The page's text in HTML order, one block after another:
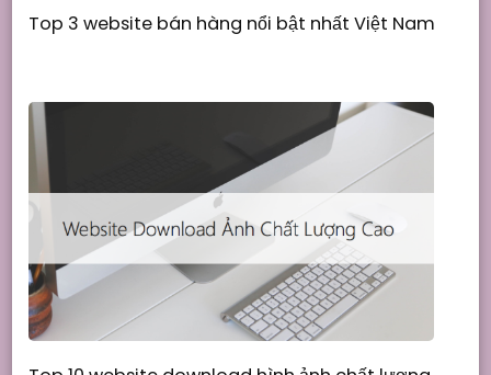
Top 3 website bán hàng nổi bật nhất Việt Nam